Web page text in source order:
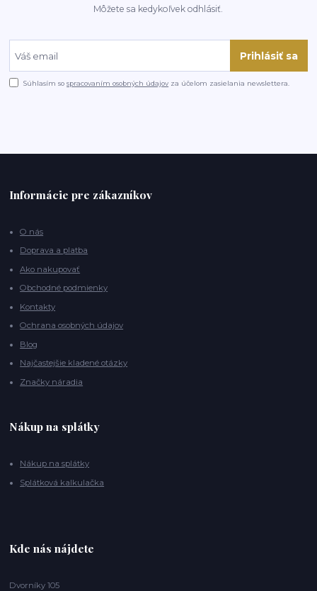
Môžete sa kedykoľvek odhlásiť.
Prihlásiť sa
Súhlasím sospracovaním osobných údajov za účelom zasielania newslettera.
Informácie pre zákazníkov
O nás
Doprava a platba
Ako nakupovať
Obchodné podmienky
Kontakty
Ochrana osobných údajov
Blog
Najčastejšie kladené otázky
Značky náradia
Nákup na splátky
Nákup na splátky
Splátková kalkulačka
Kde nás nájdete
Dvorníky 105